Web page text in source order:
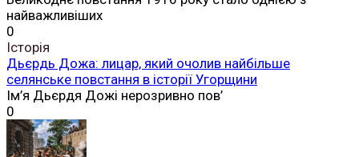
найважливіших
0
Історія
Дьєрдь Дожа: лицар, який очолив найбільше
селянське повстання в історії Угорщини
Ім’я Дьєрдя Дожі нерозривно пов’
0